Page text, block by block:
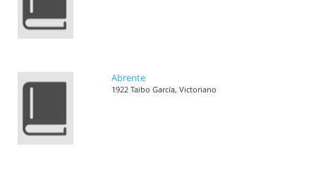
Abrente
1922 Taibo García, Victoriano